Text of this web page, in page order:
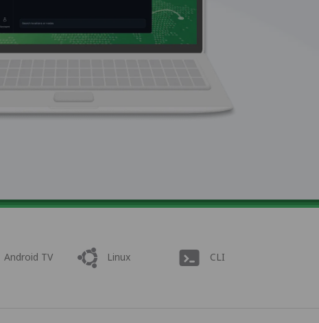
Android TV Linux CLI